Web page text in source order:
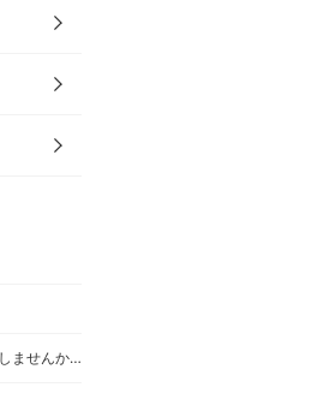
明日のコーディネートを華やかにしませんか？BEAMS BOYのアクセサリー紹介☀︎